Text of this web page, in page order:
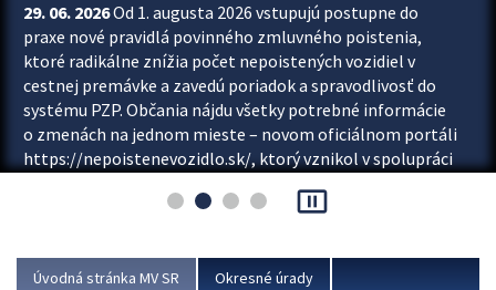
29. 06. 2026Od 1. augusta 2026 vstupujú postupne do
praxe nové pravidlá povinného zmluvného poistenia,
ktoré radikálne znížia počet nepoistených vozidiel v
cestnej premávke a zavedú poriadok a spravodlivosť do
systému PZP. Občania nájdu všetky potrebné informácie
o zmenách na jednom mieste – novom oficiálnom portáli
https://nepoistenevozidlo.sk/, ktorý vznikol v spolupráci
asociácie poisťovní (SLASPO) a Ministerstva vnútra SR.
Viac
pause_presentation
Úvodná stránka MV SR Okresné úrady